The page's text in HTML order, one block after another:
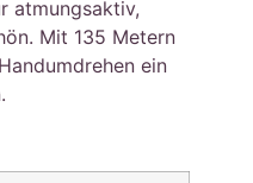
atmungsaktiv,
Mit 135 Metern
ein